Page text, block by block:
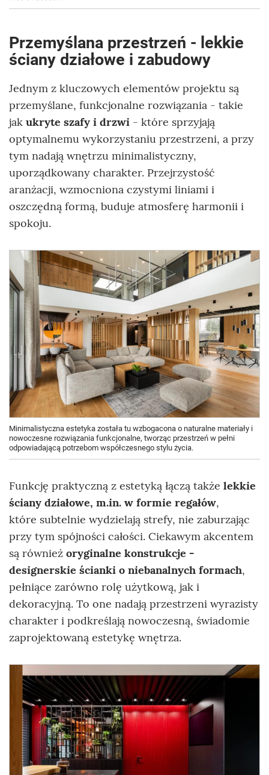
Przemyślana przestrzeń - lekkie
ściany działowe i zabudowy
Jednym z kluczowych elementów projektu są
przemyślane, funkcjonalne rozwiązania - takie
jak ukryte szafy i drzwi - które sprzyjają
optymalnemu wykorzystaniu przestrzeni, a przy
tym nadają wnętrzu minimalistyczny,
uporządkowany charakter. Przejrzystość
aranżacji, wzmocniona czystymi liniami i
oszczędną formą, buduje atmosferę harmonii i
spokoju.
Minimalistyczna estetyka została tu wzbogacona o naturalne materiały i
nowoczesne rozwiązania funkcjonalne, tworząc przestrzeń w pełni
odpowiadającą potrzebom współczesnego stylu życia.
Funkcję praktyczną z estetyką łączą także lekkie
ściany działowe, m.in. w formie regałów,
które subtelnie wydzielają strefy, nie zaburzając
przy tym spójności całości. Ciekawym akcentem
są również oryginalne konstrukcje -
designerskie ścianki o niebanalnych formach,
pełniące zarówno rolę użytkową, jak i
dekoracyjną. To one nadają przestrzeni wyrazisty
charakter i podkreślają nowoczesną, świadomie
zaprojektowaną estetykę wnętrza.